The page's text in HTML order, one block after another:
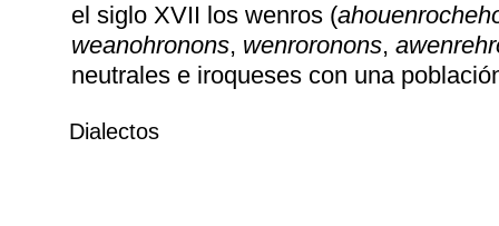
el siglo XVII los wenros (
weanohronons, wenroronons,
neutrales e iroqueses con una
Dialectos